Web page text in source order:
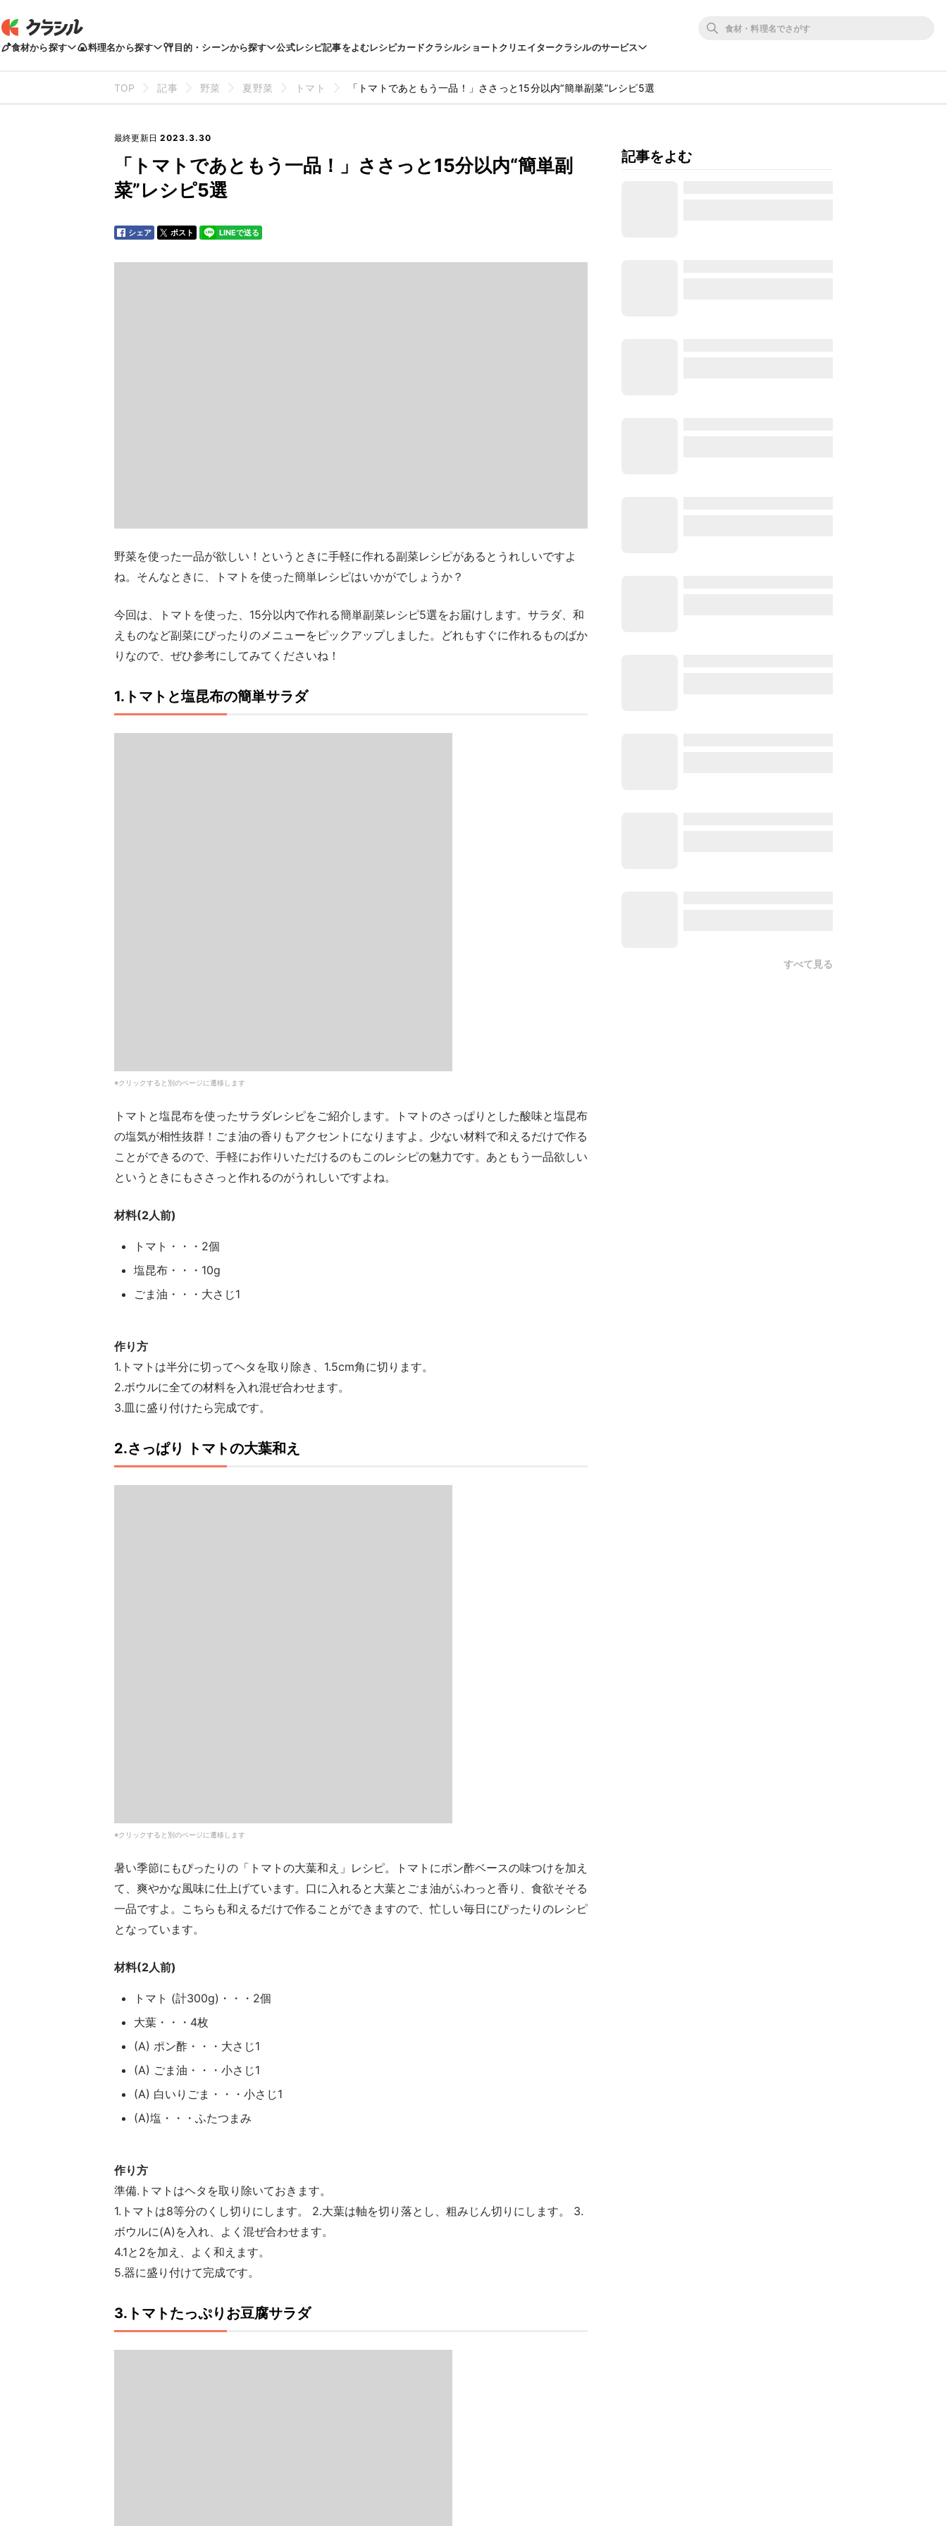
食材から探す 料理名から探す 目的・シーンから探す 公式レシピ記事をよむレシピカードクラシルショートクリエイタークラシルのサービス
TOP 記事 野菜 夏野菜 トマト 「トマトであともう一品！」ささっと15分以内“簡単副菜”レシピ5選
最終更新日 2023.3.30
「トマトであともう一品！」ささっと15分以内“簡単副
菜”レシピ5選
シェア ポスト LINEで送る
野菜を使った一品が欲しい！というときに手軽に作れる副菜レシピがあるとうれしいですよ
ね。そんなときに、トマトを使った簡単レシピはいかがでしょうか？
今回は、トマトを使った、15分以内で作れる簡単副菜レシピ5選をお届けします。サラダ、和
えものなど副菜にぴったりのメニューをピックアップしました。どれもすぐに作れるものばか
りなので、ぜひ参考にしてみてくださいね！
1.トマトと塩昆布の簡単サラダ
※クリックすると別のページに遷移します
トマトと塩昆布を使ったサラダレシピをご紹介します。トマトのさっぱりとした酸味と塩昆布
の塩気が相性抜群！ごま油の香りもアクセントになりますよ。少ない材料で和えるだけで作る
ことができるので、手軽にお作りいただけるのもこのレシピの魅力です。あともう一品欲しい
というときにもささっと作れるのがうれしいですよね。
材料(2人前)
トマト・・・2個
塩昆布・・・10g
ごま油・・・大さじ1
作り方
1.トマトは半分に切ってヘタを取り除き、1.5cm角に切ります。
2.ボウルに全ての材料を入れ混ぜ合わせます。
3.皿に盛り付けたら完成です。
2.さっぱり トマトの大葉和え
※クリックすると別のページに遷移します
暑い季節にもぴったりの「トマトの大葉和え」レシピ。トマトにポン酢ベースの味つけを加え
て、爽やかな風味に仕上げています。口に入れると大葉とごま油がふわっと香り、食欲そそる
一品ですよ。こちらも和えるだけで作ることができますので、忙しい毎日にぴったりのレシピ
となっています。
材料(2人前)
トマト (計300g)・・・2個
大葉・・・4枚
(A) ポン酢・・・大さじ1
(A) ごま油・・・小さじ1
(A) 白いりごま・・・小さじ1
(A)塩・・・ふたつまみ
作り方
準備.トマトはヘタを取り除いておきます。
1.トマトは8等分のくし切りにします。 2.大葉は軸を切り落とし、粗みじん切りにします。 3.
ボウルに(A)を入れ、よく混ぜ合わせます。
4.1と2を加え、よく和えます。
5.器に盛り付けて完成です。
3.トマトたっぷりお豆腐サラダ
記事をよむ
すべて見る